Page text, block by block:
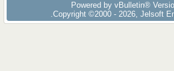
Powered by vBulletin®
Copyright ©2000 - 2026, Jelsoft